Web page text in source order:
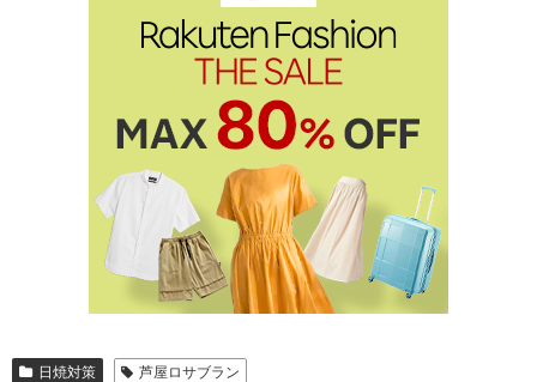
日焼対策 芦屋ロサブラン